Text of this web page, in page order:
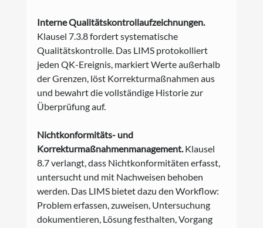
Interne Qualitätskontrollaufzeichnungen.
Klausel 7.3.8 fordert systematische
Qualitätskontrolle. Das LIMS protokolliert
jeden QK-Ereignis, markiert Werte außerhalb
der Grenzen, löst Korrekturmaßnahmen aus
und bewahrt die vollständige Historie zur
Überprüfung auf.
Nichtkonformitäts- und
Korrekturmaßnahmenmanagement. Klausel
8.7 verlangt, dass Nichtkonformitäten erfasst,
untersucht und mit Nachweisen behoben
werden. Das LIMS bietet dazu den Workflow:
Problem erfassen, zuweisen, Untersuchung
dokumentieren, Lösung festhalten, Vorgang